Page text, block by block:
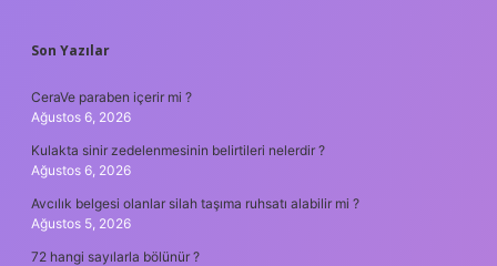
SIDEBAR
Son Yazılar
CeraVe paraben içerir mi ?
Ağustos 6, 2026
Kulakta sinir zedelenmesinin belirtileri nelerdir ?
Ağustos 6, 2026
Avcılık belgesi olanlar silah taşıma ruhsatı alabilir mi ?
Ağustos 5, 2026
72 hangi sayılarla bölünür ?